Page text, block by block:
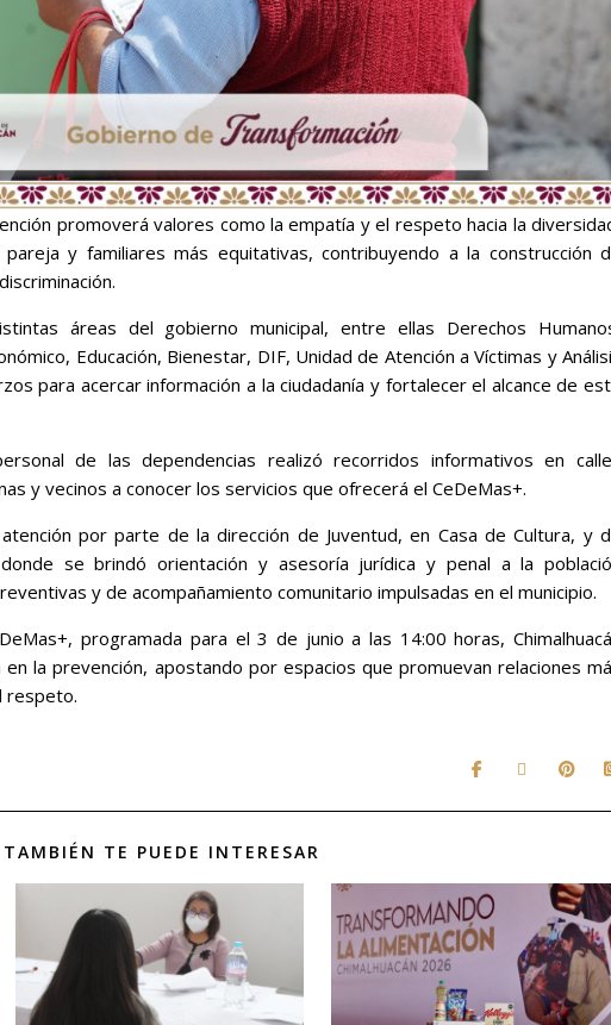
promoverá valores como la empatía y el respeto hacia la
y familiares más equitativas, contribuyendo a la construcción
áreas del gobierno municipal, entre ellas Derechos
Educación, Bienestar, DIF, Unidad de Atención a Víctimas y
para acercar información a la ciudadanía y fortalecer el alcance de
de las dependencias realizó recorridos informativos en
y vecinos a conocer los servicios que ofrecerá el CeDeMas+.
por parte de la dirección de Juventud, en Casa de Cultura, y
se brindó orientación y asesoría jurídica y penal a la
y de acompañamiento comunitario impulsadas en el municipio.
programada para el 3 de junio a las 14:00 horas,
la prevención, apostando por espacios que promuevan relaciones
respeto.
TAMBIÉN TE PUEDE INTERESAR